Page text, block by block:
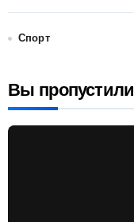
Спорт
Вы пропустили